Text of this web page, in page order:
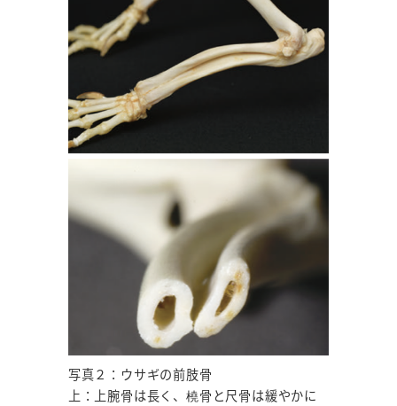
写真２：ウサギの前肢骨
上：上腕骨は長く、橈骨と尺骨は緩やかに